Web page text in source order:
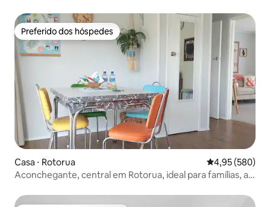
Preferido dos hóspedes
Preferido dos hóspedes
Casa ⋅ Rotorua 4,95 de uma
4,95 (580)
Aconchegante, central em Rotorua, ideal para famílias, a